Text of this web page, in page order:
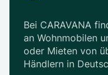
Bei CARAVANA
an Wohnmobilen
oder Mieten von
Händlern in